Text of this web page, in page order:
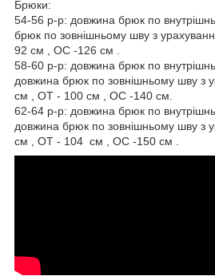
Брюки:
54-56 р-р: довжина брюк по
брюк по зовнішньому шву з
92 см , OC -126 см .
58-60 р-р: довжина брюк по
довжина брюк по зовнішньому шву з
см , ОТ - 100 см , OC -140 см.
62-64 р-р: довжина брюк по
довжина брюк по зовнішньому шву з
см , ОТ - 104 см , OC -150 см .